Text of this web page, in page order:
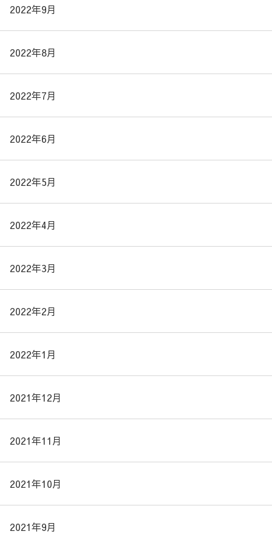
2022年9月
2022年8月
2022年7月
2022年6月
2022年5月
2022年4月
2022年3月
2022年2月
2022年1月
2021年12月
2021年11月
2021年10月
2021年9月